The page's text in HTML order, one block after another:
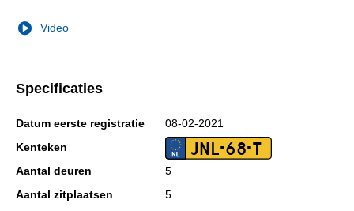
Video
Specificaties
Datum eerste registratie
08-02-2021
Kenteken
JNL-68-T
Aantal deuren
5
Aantal zitplaatsen
5